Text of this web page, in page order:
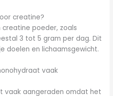
creatine?
poeder, zoals
3 tot 5 gram per dag. Dit
doelen en lichaamsgewicht.
vaak
vaak aangeraden omdat het